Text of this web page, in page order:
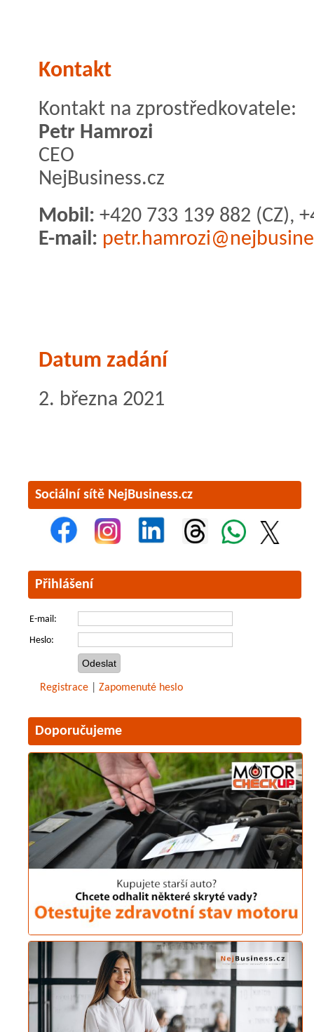
Kontakt
Kontakt na zprostředkovatele:
Petr Hamrozi
CEO
NejBusiness.cz
Mobil: +420 733 139 882 (CZ),
E-mail:
Datum zadání
2. března 2021
Sociální sítě NejBusiness.cz
Přihlášení
E-mail:
Heslo:
Registrace Zapomenuté heslo
Doporučujeme